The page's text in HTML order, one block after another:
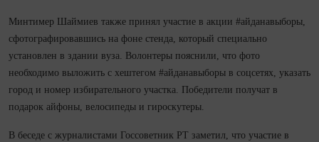
Минтимер Шаймиев также принял участие в акции #айданавыборы,
сфотографировавшись на фоне стенда, который специально
установлен в здании вуза. Волонтеры пояснили, что фото
необходимо выложить с хештегом #айданавыборы в соцсетях, указать
город и номер избирательного участка. Победители получат в
подарок айфоны, велосипеды и гироскутеры.
В беседе с журналистами Госсоветник РТ заметил, что участие в